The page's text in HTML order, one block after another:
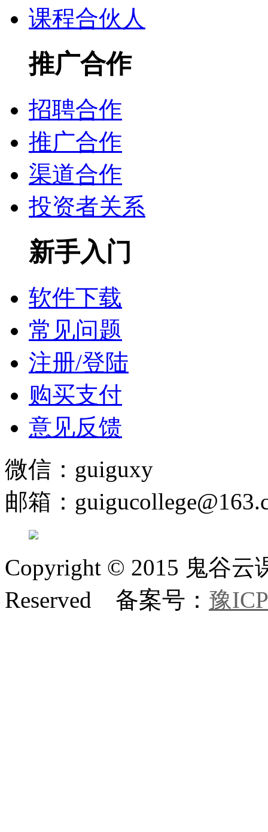
课程合伙人
推广合作
招聘合作
推广合作
渠道合作
投资者关系
新手入门
软件下载
常见问题
注册/登陆
购买支付
意见反馈
微信：guiguxy
邮箱：
Copyright © 2015 鬼谷
Reserved 备案号： 豫